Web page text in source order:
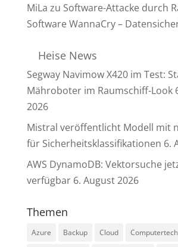
MiLa zu Software-Attacke durch
Software WannaCry –
Heise News
Segway Navimow X420 im Test:
Mähroboter im Raumschiff-Look
2026
Mistral veröffentlicht Modell mit
für Sicherheitsklassifikationen 6.
AWS DynamoDB: Vektorsuche
verfügbar 6. August 2026
Themen
Azure Backup Cloud